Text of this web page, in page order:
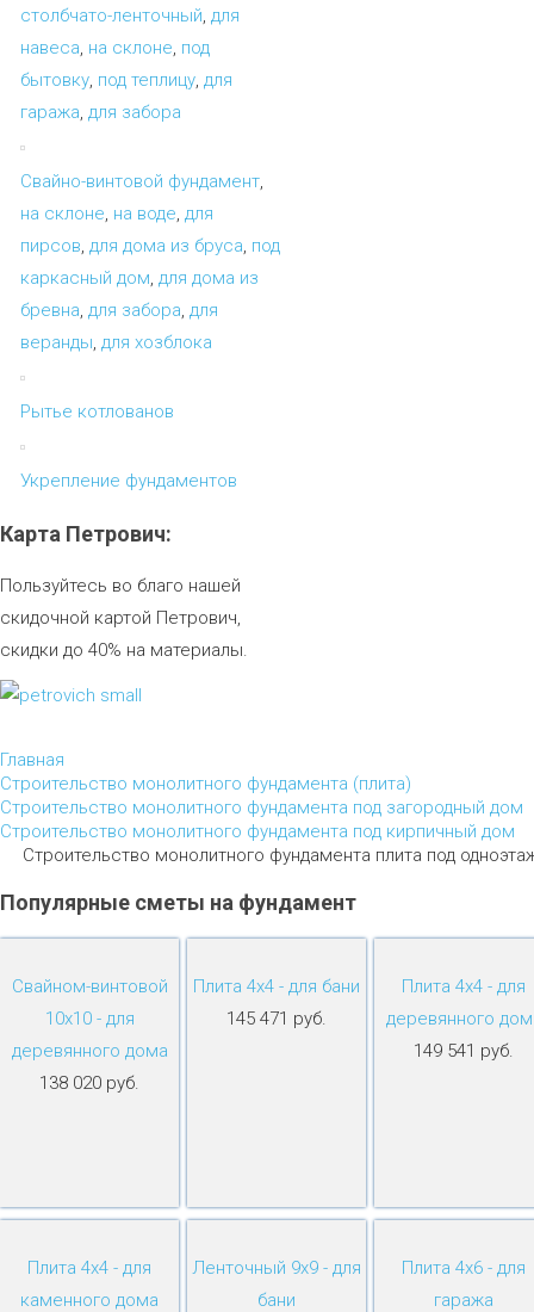
столбчато-ленточный, для
навеса, на склоне, под
бытовку, под теплицу, для
гаража, для забора
Свайно-винтовой фундамент,
на склоне, на воде, для
пирсов, для дома из бруса, под
каркасный дом, для дома из
бревна, для забора, для
веранды, для хозблока
Рытье котлованов
Укрепление фундаментов
Карта Петрович:
Пользуйтесь во благо нашей
скидочной картой Петрович,
скидки до 40% на материалы.
Главная
Строительство монолитного фундамента (плита)
Строительство монолитного фундамента под загородный дом
Строительство монолитного фундамента под кирпичный дом
Строительство монолитного фундамента плита под
Популярные сметы на фундамент
Свайном-винтовой
10х10 - для
деревянного дома
138 020 руб.
Плита 4х4 - для бани
145 471 руб.
Плита 4х4 - для
деревянного
149 541 руб.
Плита 4х4 - для
каменного дома
Ленточный 9х9 - для
бани
Плита 4х6 - для
гаража